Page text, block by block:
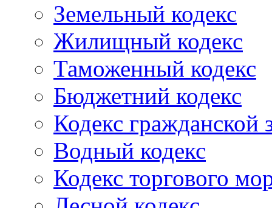
Земельный кодекс
Жилищный кодекс
Таможенный кодекс
Бюджетний кодекс
Кодекс гражданской
Водный кодекс
Кодекс торгового